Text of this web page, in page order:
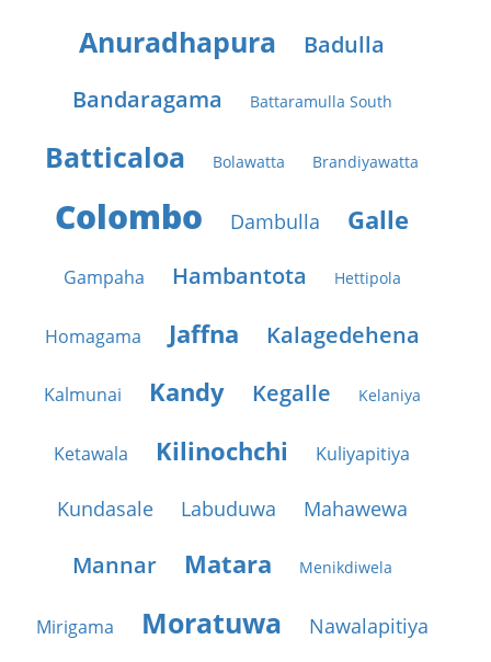
Anuradhapura
Badulla
Bandaragama
Battaramulla South
Batticaloa Bolawatta Brandiyawatta
Colombo Dambulla Galle
Gampaha Hambantota Hettipola
Homagama Jaffna Kalagedehena
Kalmunai Kandy Kegalle Kelaniya
Ketawala Kilinochchi Kuliyapitiya
Kundasale Labuduwa Mahawewa
Mannar Matara Menikdiwela
Mirigama Moratuwa Nawalapitiya